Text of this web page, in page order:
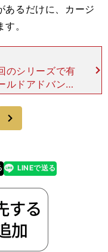
あるだけに、カージ
。
のシリーズで有
ルドアドバンテ
ば、今シーズン
スは、ホームで
LINEで送る